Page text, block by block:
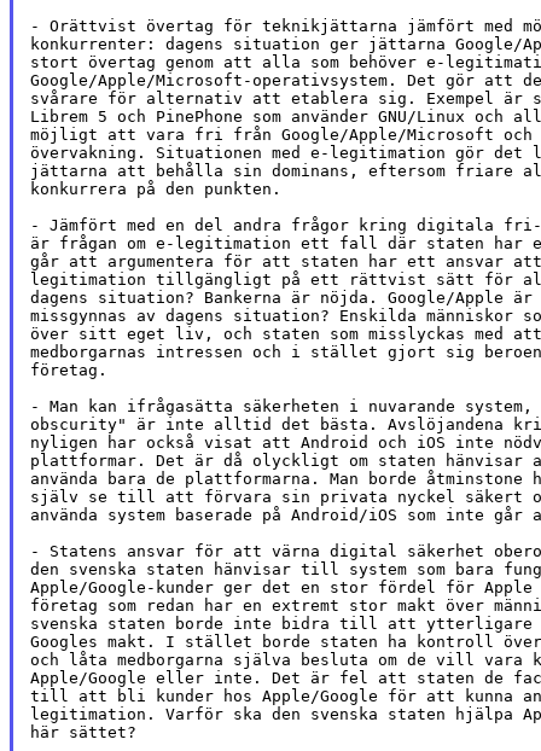
- Orättvist övertag för teknikjättarna jämfört med
konkurrenter: dagens situation ger jättarna Google/
stort övertag genom att alla som behöver e-
Google/Apple/Microsoft-operativsystem. Det gör att
svårare för alternativ att etablera sig. Exempel är
Librem 5 och PinePhone som använder GNU/Linux och
möjligt att vara fri från Google/Apple/Microsoft och
övervakning. Situationen med e-legitimation gör
jättarna att behålla sin dominans, eftersom friare
konkurrera på den punkten.
- Jämfört med en del andra frågor kring digitala
är frågan om e-legitimation ett fall där staten
går att argumentera för att staten har ett ansvar
legitimation tillgängligt på ett rättvist sätt för
dagens situation? Bankerna är nöjda. Google/Apple är
missgynnas av dagens situation? Enskilda människor
över sitt eget liv, och staten som misslyckas med att
medborgarnas intressen och i stället gjort sig
företag.
- Man kan ifrågasätta säkerheten i nuvarande
obscurity" är inte alltid det bästa. Avslöjandena kring
nyligen har också visat att Android och iOS inte
plattformar. Det är då olyckligt om staten
använda bara de plattformarna. Man borde
själv se till att förvara sin privata nyckel säkert
använda system baserade på Android/iOS som inte
- Statens ansvar för att värna digital säkerhet
den svenska staten hänvisar till system som bara
Apple/Google-kunder ger det en stor fördel för Apple
företag som redan har en extremt stor makt över
svenska staten borde inte bidra till att ytterligare
Googles makt. I stället borde staten ha kontroll över
och låta medborgarna själva besluta om de vill vara
Apple/Google eller inte. Det är fel att staten de
till att bli kunder hos Apple/Google för att kunna
legitimation. Varför ska den svenska staten hjälpa
här sättet?